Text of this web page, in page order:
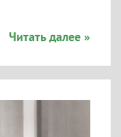
Читать далее »